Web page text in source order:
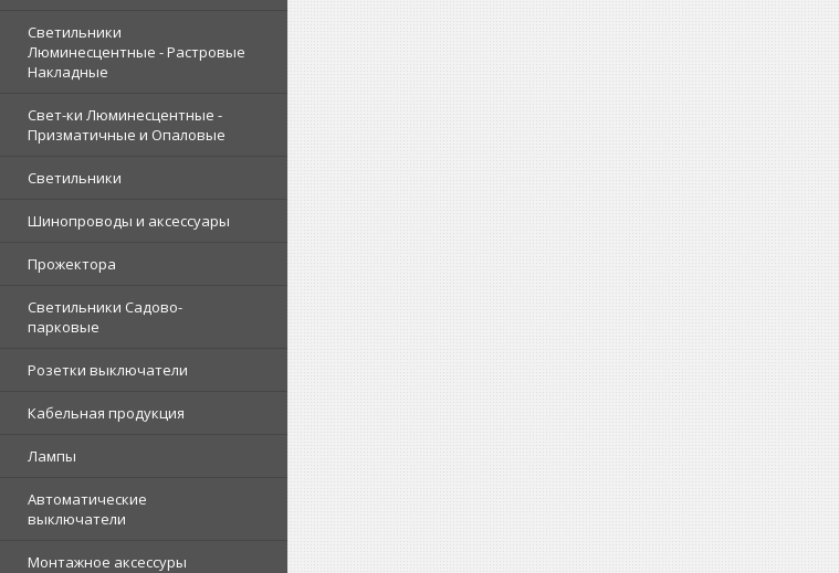
Светильники
Люминесцентные - Растровые
Накладные
Свет-ки Люминесцентные -
Призматичные и Опаловые
Светильники
Шинопроводы и аксессуары
Прожектора
Светильники Садово-
парковые
Розетки выключатели
Кабельная продукция
Лампы
Автоматические
выключатели
Монтажное аксессуры